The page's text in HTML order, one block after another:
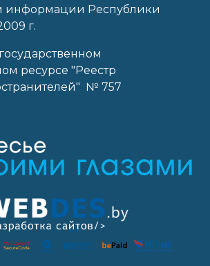
информации Республики
г.
ресурсе "Реестр
№ 757